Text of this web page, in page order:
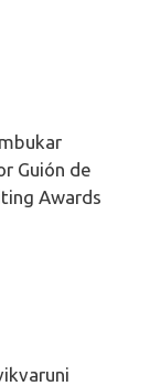
Guión de
Awards